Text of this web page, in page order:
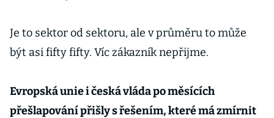
Je to sektor od sektoru, ale v průměru to může
být asi fifty fifty. Víc zákazník nepřijme.
Evropská unie i česká vláda po měsících
přešlapování přišly s řešením, které má zmírnit